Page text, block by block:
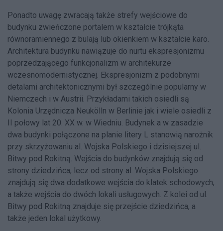
Ponadto uwagę zwracają także strefy wejściowe do
budynku zwieńczone portalem w kształcie trójkąta
równoramiennego z bulają lub okienkiem w kształcie karo.
Architektura budynku nawiązuje do nurtu ekspresjonizmu
poprzedzającego funkcjonalizm w architekurze
wczesnomodernistycznej. Ekspresjonizm z podobnymi
detalami architektonicznymi był szczególnie popularny w
Niemczech i w Austrii. Przykładami takich osiedli są
Kolonia Urzędnicza Neukölln w Berlinie jak i wiele osiedli z
II połowy lat 20. XX w. w Wiedniu. Budynek a w zasadzie
dwa budynki połączone na planie litery L stanowią narożnik
przy skrzyżowaniu al. Wojska Polskiego i dzisiejszej ul.
Bitwy pod Rokitną. Wejścia do budynków znajdują się od
strony dziedzińca, lecz od strony al. Wojska Polskiego
znajdują się dwa dodatkowe wejścia do klatek schodowych,
a także wejścia do dwóch lokali usługowych. Z kolei od ul.
Bitwy pod Rokitną znajduje się przejście dziedzińca, a
także jeden lokal użytkowy.